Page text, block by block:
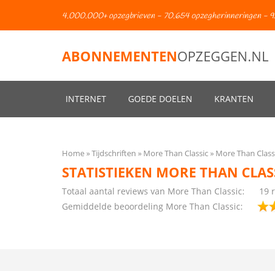
4.000.000+ opzegbrieven - 70.654 opzegherinneringen -
ABONNEMENTENOPZEGGEN.NL
INTERNET GOEDE DOELEN KRANTEN
Home Tijdschriften More Than Classic More Than
STATISTIEKEN MORE THAN
Totaal aantal reviews van More Than Classic:
19
Gemiddelde beoordeling More Than Classic: